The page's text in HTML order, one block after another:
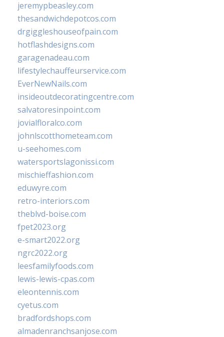
jeremypbeasley.com
thesandwichdepotcos.com
drgiggleshouseofpain.com
hotflashdesigns.com
garagenadeau.com
lifestylechauffeurservice.com
EverNewNails.com
insideoutdecoratingcentre.com
salvatoresinpoint.com
jovialfloralco.com
johnlscotthometeam.com
u-seehomes.com
watersportslagonissi.com
mischieffashion.com
eduwyre.com
retro-interiors.com
theblvd-boise.com
fpet2023.org
e-smart2022.org
ngrc2022.org
leesfamilyfoods.com
lewis-lewis-cpas.com
eleontennis.com
cyetus.com
bradfordshops.com
almadenranchsanjose.com